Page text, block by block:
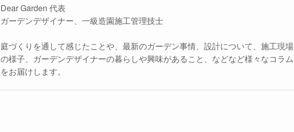
Dear Garden 代表
ガーデンデザイナー、一級造園施工管理技士
庭づくりを通して感じたことや、最新のガーデン事情、設計について、施工現場
の様子、ガーデンデザイナーの暮らしや興味があること、などなど様々なコラム
をお届けします。